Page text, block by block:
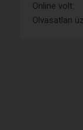
Online volt:
Olvasatlan